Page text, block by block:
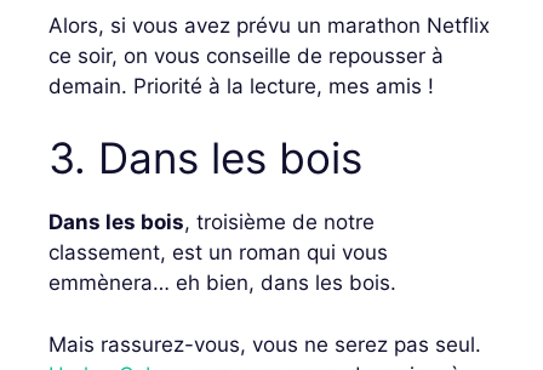
Alors, si vous avez prévu un marathon Netflix
ce soir, on vous conseille de repousser à
demain. Priorité à la lecture, mes amis !
3. Dans les bois
Dans les bois, troisième de notre
classement, est un roman qui vous
emmènera… eh bien, dans les bois.
Mais rassurez-vous, vous ne serez pas seul.